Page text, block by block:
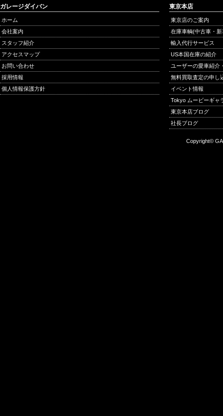
ガレージダイバン
ホーム
会社案内
スタッフ紹介
アクセスマップ
お問い合わせ
採用情報
個人情報保護方針
東京本店
東京店のご案内
在庫車輌(中古車・
輸入代行サービス
US本国在庫の紹介
ユーザーの愛車紹介
無料買取査定の申し
イベント情報
Tokyo ムービーギャ
東京本店ブログ
社長ブログ
Copyright©